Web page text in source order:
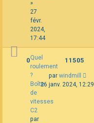
»
27
févr.
2024,
17:44
Quel
roulement
?
Boîte
de
vitesses
C2
par
0 11505
par windmill
26 janv. 2024, 12:29